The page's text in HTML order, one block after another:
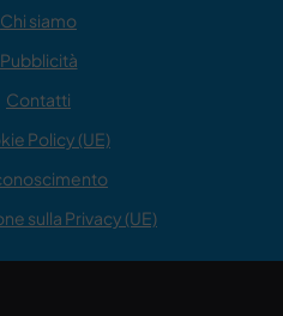
Chi siamo
Pubblicità
Contatti
Policy (UE)
sulla Privacy (UE)